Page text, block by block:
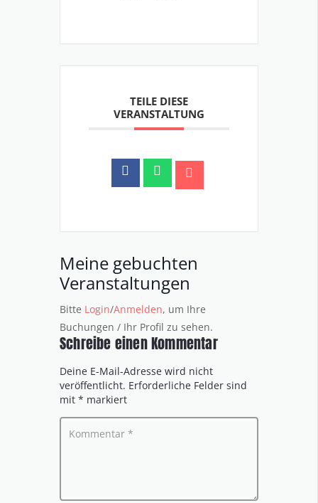
TEILE DIESE
VERANSTALTUNG
Meine gebuchten
Veranstaltungen
Bitte Login/Anmelden, um Ihre
Buchungen / Ihr Profil zu sehen.
Schreibe einen Kommentar
Deine E-Mail-Adresse wird nicht
veröffentlicht. Erforderliche Felder sind
mit * markiert